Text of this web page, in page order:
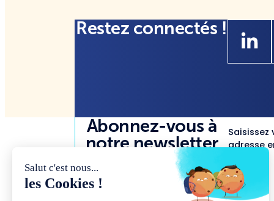
Restez connectés !
Abonnez-vous à
notre newsletter
Saisissez
adresse